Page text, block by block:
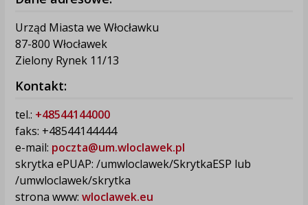
Urząd Miasta we Włocławku
87-800 Włocławek
Zielony Rynek 11/13
Kontakt:
tel.: +48544144000
faks: +48544144444
e-mail: poczta@um.wloclawek.pl
skrytka ePUAP: /umwloclawek/SkrytkaESP lub
/umwloclawek/skrytka
strona www: wloclawek.eu